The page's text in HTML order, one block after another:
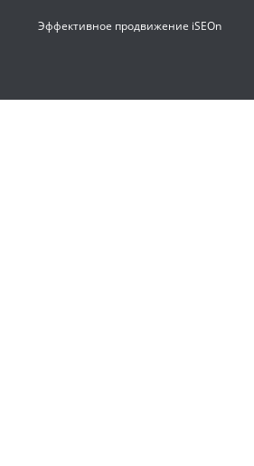
Эффективное продвижение iSEOn